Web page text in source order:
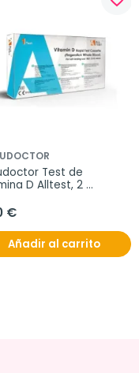
Test de
D Alltest, 2
€
Añadir al carrito